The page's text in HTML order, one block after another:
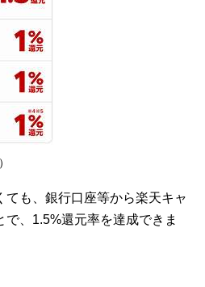
も、銀行口座等から楽天キャ
、1.5%還元率を達成できま